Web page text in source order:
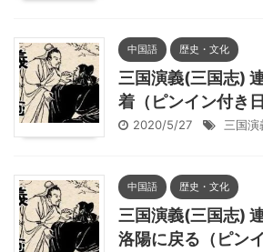
中国語 歴史・文化
三国演義(三国志)
着（ピンイン付き
2020/5/27 三国演
中国語 歴史・文化
三国演義(三国志)
洛陽に戻る（ピン